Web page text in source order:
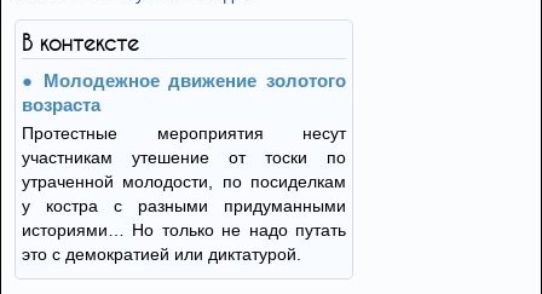
В контексте
Молодежное движение золотого
возраста
Протестные мероприятия несут
участникам утешение от тоски по
утраченной молодости, по посиделкам
у костра с разными придуманными
историями… Но только не надо путать
это с демократией или диктатурой.